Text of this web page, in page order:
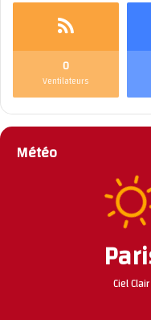
0
Ventilateurs
Météo
Ciel Clair